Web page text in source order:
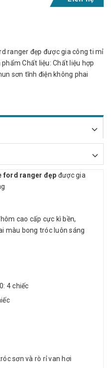
ranger đẹp được gia công ti mỉ
Chất liệu: Chất liệu hợp
sơn tĩnh điện không phai
ford ranger đẹp được gia
cao cấp cực kì bền,
màu bong tróc luôn sáng
4 chiếc
sơn và rò rỉ van hơi